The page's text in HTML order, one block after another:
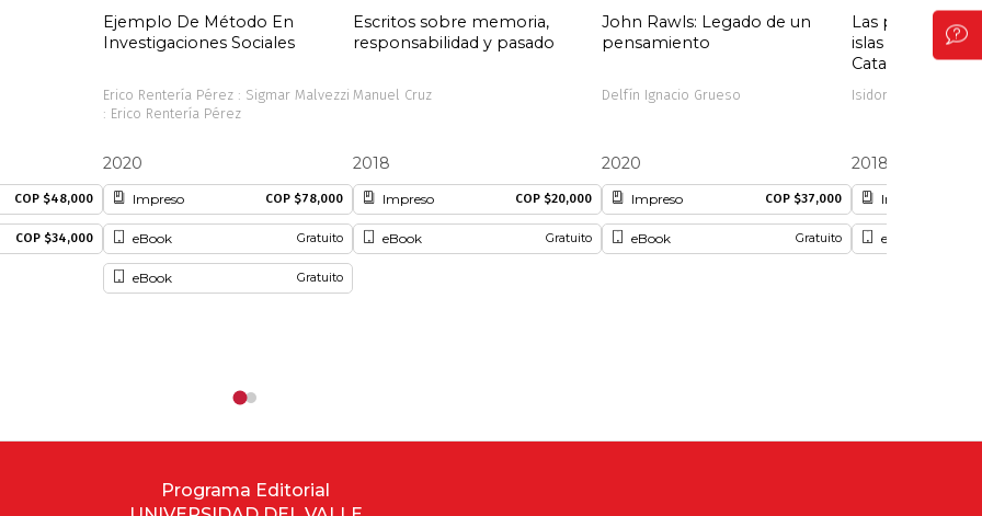
COP $48,000
COP $34,000
Ejemplo De Método En
Investigaciones Sociales
Erico Rentería Pérez : Sigmar Malvezzi
: Erico Rentería Pérez
2020
Impreso COP $78,000
eBook Gratuito
eBook Gratuito
Escritos sobre memoria,
responsabilidad y pasado
Manuel Cruz
2018
eBook Gratuito
Impreso COP $20,000
John Rawls: Legado de un
pensamiento
Delfín Ignacio Grueso
2020
Impreso COP $37,000
eBook Gratuito
Las plantas y
islas de
Catalina
Isidoro Cabrera
2018
Impreso
eBook
Programa Editorial